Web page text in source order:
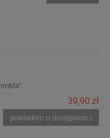
39,90 zł
powiadom o dostępności